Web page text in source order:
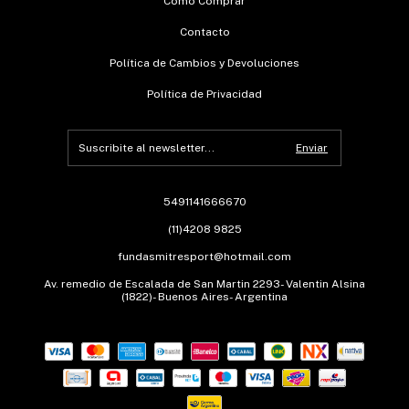
Contacto
Política de Cambios y Devoluciones
Política de Privacidad
5491141666670
(11)4208 9825
fundasmitresport@hotmail.com
Av. remedio de Escalada de San Martin 2293- Valentin Alsina
(1822)- Buenos Aires- Argentina